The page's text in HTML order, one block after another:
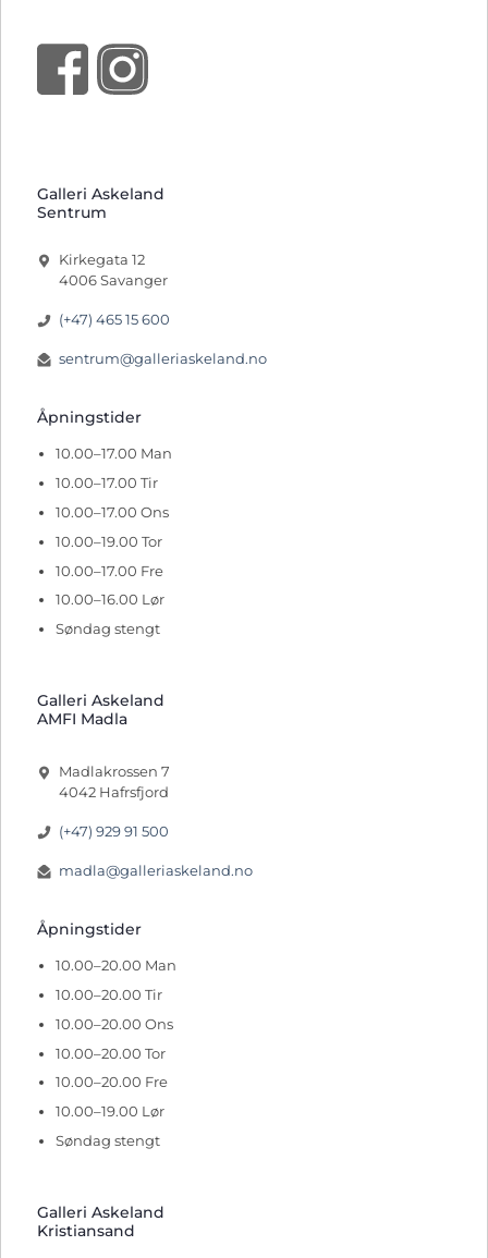
Galleri Askeland
Sentrum
Kirkegata 12
4006 Savanger
(+47) 465 15 600
sentrum@galleriaskeland.no
Åpningstider
10.00–17.00 Man
10.00–17.00 Tir
10.00–17.00 Ons
10.00–19.00 Tor
10.00–17.00 Fre
10.00–16.00 Lør
Søndag stengt
Galleri Askeland
AMFI Madla
Madlakrossen 7
4042 Hafrsfjord
(+47) 929 91 500
madla@galleriaskeland.no
Åpningstider
10.00–20.00 Man
10.00–20.00 Tir
10.00–20.00 Ons
10.00–20.00 Tor
10.00–20.00 Fre
10.00–19.00 Lør
Søndag stengt
Galleri Askeland
Kristiansand